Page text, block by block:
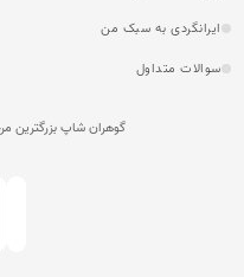
ایرانگردی به سبک من
سوالات متداول
گوهران شاپ